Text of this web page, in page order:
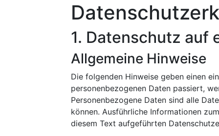
1. Datenschutz auf
Allgemeine Hinweise
Die folgenden Hinweise geben einen
personenbezogenen Daten passiert,
Personenbezogene Daten sind alle
können. Ausführliche Informationen
diesem Text aufgeführten